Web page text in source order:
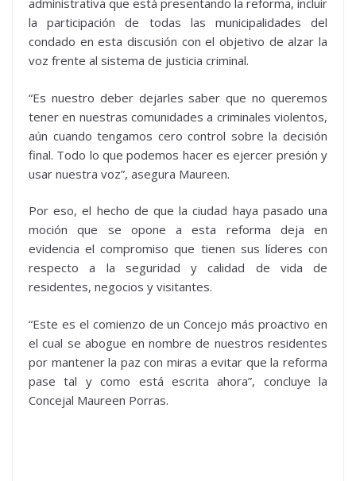
administrativa que está presentando la reforma, incluir
la participación de todas las municipalidades del
condado en esta discusión con el objetivo de alzar la
voz frente al sistema de justicia criminal.
“Es nuestro deber dejarles saber que no queremos
tener en nuestras comunidades a criminales violentos,
aún cuando tengamos cero control sobre la decisión
final. Todo lo que podemos hacer es ejercer presión y
usar nuestra voz”, asegura Maureen.
Por eso, el hecho de que la ciudad haya pasado una
moción que se opone a esta reforma deja en
evidencia el compromiso que tienen sus líderes con
respecto a la seguridad y calidad de vida de
residentes, negocios y visitantes.
“Este es el comienzo de un Concejo más proactivo en
el cual se abogue en nombre de nuestros residentes
por mantener la paz con miras a evitar que la reforma
pase tal y como está escrita ahora”, concluye la
Concejal Maureen Porras.